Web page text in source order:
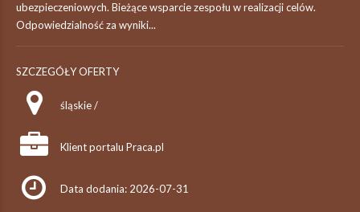
ubezpieczeniowych. Bieżące wsparcie zespołu w realizacji celów.
Odpowiedzialność za wyniki...
SZCZEGÓŁY OFERTY
śląskie /
Klient portalu Praca.pl
Data dodania: 2026-07-31